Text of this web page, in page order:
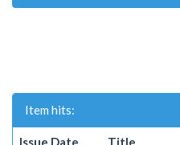
Item hits:
Issue Date Title